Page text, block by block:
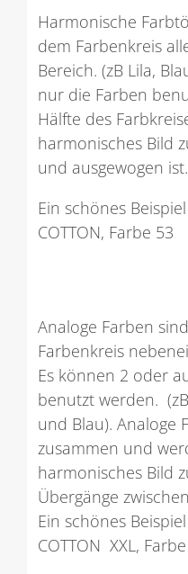
Harmonische
dem Farbenkreis
Bereich. (zB Lila,
nur die Farben
Hälfte des
harmonisches Bild
und ausgewogen ist.
Ein schönes
COTTON, Farbe 53
Analoge Farben
Farbenkreis
Es können 2 oder
benutzt werden.
und Blau). Analoge
zusammen und
harmonisches Bild
Übergänge
Ein schönes
COTTON XXL,